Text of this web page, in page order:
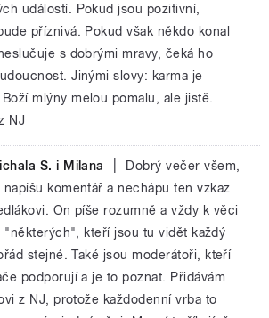
událostí. Pokud jsou pozitivní,
příznivá. Pokud však někdo konal
s dobrými mravy, čeká ho
Jinými slovy: karma je
mlýny melou pomalu, ale jistě.
NJ
S. i Milana
Dobrý večer všem,
napíšu komentář a nechápu ten vzkaz
On píše rozumně a vždy k věci
"některých", kteří jsou tu vidět každý
stejné. Také jsou moderátoři, kteří
podporují a je to poznat. Přidávám
z NJ, protože každodenní vrba to